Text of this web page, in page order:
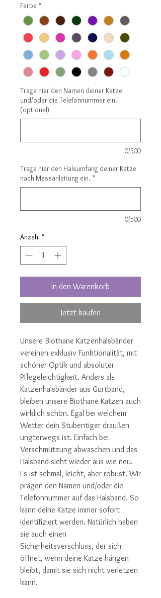
Farbe *
Trage hier den Namen deiner Katze
und/oder die Telefonnummer ein.
(optional)
0/500
Trage hier den Halsumfang deiner Katze
nach Messanleitung ein. *
0/500
Anzahl *
In den Warenkorb
Jetzt kaufen
Unsere Biothane Katzenhalsbänder
vereinen exklusiv Funktionalität, mit
schöner Optik und absoluter
Pflegeleichtigkeit. Anders als
Katzenhalsbänder aus Gurtband,
bleiben unsere Biothane Katzen auch
wirklich schön. Egal bei welchem
Wetter dein Stubentiger draußen
ungterwegs ist. Einfach bei
Verschmutzung abwaschen und das
Halsband sieht wieder aus wie neu.
Es ist schmal, leicht, aber robust. Wir
prägen den Namen und/oder die
Telefonnummer auf das Halsband. So
kann deine Katze immer sofort
identifiziert werden. Natürlich haben
sie auch einen
Sicherheitsverschluss, der sich
öffnet, wenn deine Katze hängen
bleibt, damit sie sich nicht verletzen
kann.